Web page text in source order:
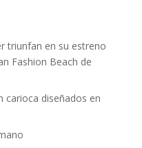
triunfan en su estreno
Fashion Beach de
carioca diseñados en